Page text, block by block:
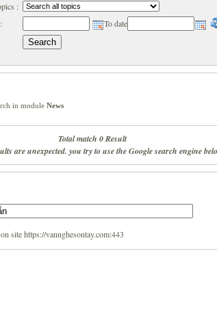
:
To date
in module News
Total match 0 Result
are unexpected. you try to use the Google search engine
site https://vannghesontay.com:443